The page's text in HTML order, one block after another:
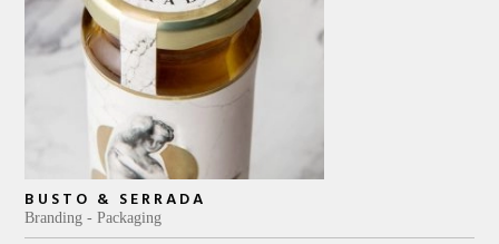
BUSTO & SERRADA
Branding Packaging